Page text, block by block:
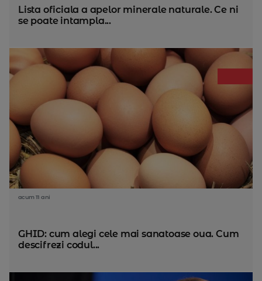
Lista oficiala a apelor minerale naturale. Ce ni
se poate intampla...
acum 11 ani
GHID: cum alegi cele mai sanatoase oua. Cum
descifrezi codul...